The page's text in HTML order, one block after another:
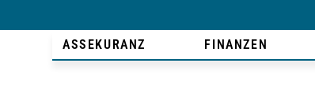
ASSEKURANZ FINANZEN